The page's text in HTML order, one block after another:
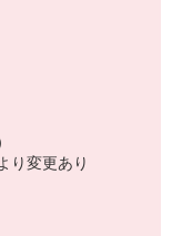
り変更あり